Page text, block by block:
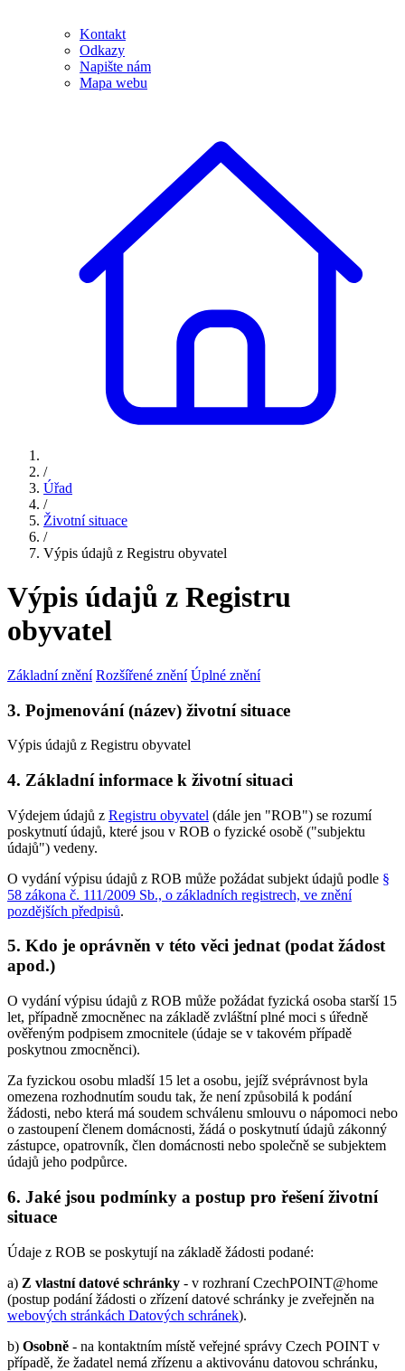
Kontakt
Odkazy
Napište nám
Mapa webu
/
Úřad
/
Životní situace
/
Výpis údajů z Registru obyvatel
Výpis údajů z Registru
obyvatel
Základní znění Rozšířené znění Úplné znění
3. Pojmenování (název) životní situace
Výpis údajů z Registru obyvatel
4. Základní informace k životní situaci
Výdejem údajů z Registru obyvatel (dále jen "ROB") se rozumí
poskytnutí údajů, které jsou v ROB o fyzické osobě ("subjektu
údajů") vedeny.
O vydání výpisu údajů z ROB může požádat subjekt údajů podle §
58 zákona č. 111/2009 Sb., o základních registrech, ve znění
pozdějších předpisů.
5. Kdo je oprávněn v této věci jednat (podat žádost
apod.)
O vydání výpisu údajů z ROB může požádat fyzická osoba starší 15
let, případně zmocněnec na základě zvláštní plné moci s úředně
ověřeným podpisem zmocnitele (údaje se v takovém případě
poskytnou zmocněnci).
Za fyzickou osobu mladší 15 let a osobu, jejíž svéprávnost byla
omezena rozhodnutím soudu tak, že není způsobilá k podání
žádosti, nebo která má soudem schválenu smlouvu o nápomoci nebo
o zastoupení členem domácnosti, žádá o poskytnutí údajů zákonný
zástupce, opatrovník, člen domácnosti nebo společně se subjektem
údajů jeho podpůrce.
6. Jaké jsou podmínky a postup pro řešení životní
situace
Údaje z ROB se poskytují na základě žádosti podané:
a) Z vlastní datové schránky - v rozhraní CzechPOINT@home
(postup podání žádosti o zřízení datové schránky je zveřejněn na
webových stránkách Datových schránek).
b) Osobně - na kontaktním místě veřejné správy Czech POINT v
případě, že žadatel nemá zřízenu a aktivovánu datovou schránku,